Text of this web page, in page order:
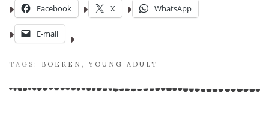
Facebook X WhatsApp
E-mail
TAGS: BOEKEN ,YOUNG ADULT